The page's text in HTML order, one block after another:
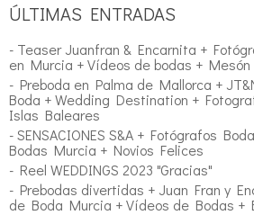
ÚLTIMAS ENTRADAS
- Teaser Juanfran & Encarnita +
en Murcia + Vídeos de bodas +
- Preboda en Palma de Mallorca +
Boda + Wedding Destination +
Islas Baleares
- SENSACIONES S&A + Fotógrafos
Bodas Murcia + Novios Felices
- Reel WEDDINGS 2023 "Gracias"
- Prebodas divertidas + Juan Fran y
de Boda Murcia + Vídeos de Bodas +